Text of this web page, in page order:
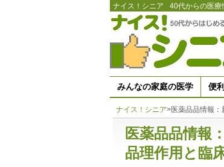
ナイス！シニア 40代からの医
みんなの家庭の医学 便
ナイス！シニア>医薬品品情報
医薬品品情報
品理作用と臨